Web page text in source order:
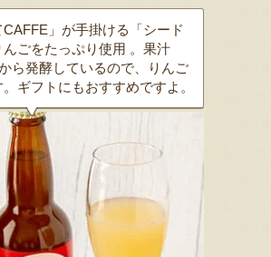
」が手掛ける「シード
ごをたっぷり使用 。果汁
ら発酵しているので、りんご
ギフトにもおすすめですよ。